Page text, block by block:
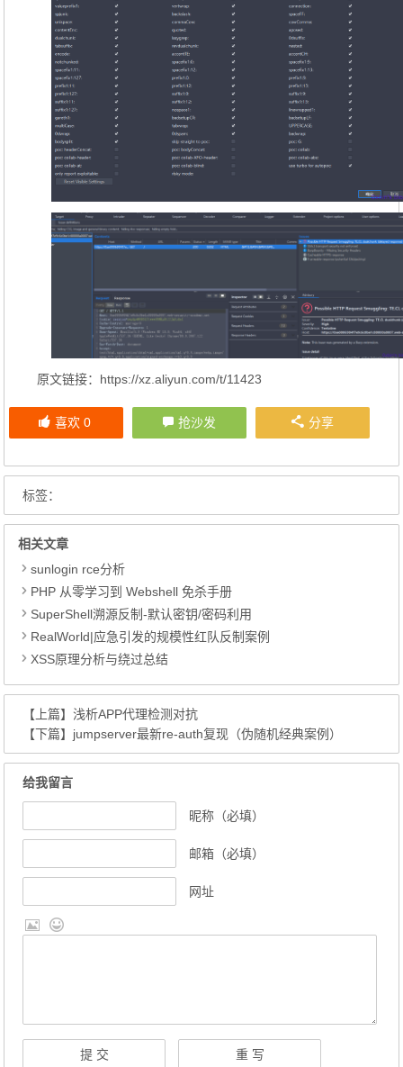
原文链接：https://xz.aliyun.com/t/11423
喜欢 0 抢沙发 分享
标签：
相关文章
sunlogin rce分析
PHP 从零学习到 Webshell 免杀手册
SuperShell溯源反制-默认密钥/密码利用
RealWorld|应急引发的规模性红队反制案例
XSS原理分析与绕过总结
【上篇】 浅析APP代理检测对抗
【下篇】 jumpserver最新re-auth复现（伪随机经典案例）
给我留言
昵称（必填）
邮箱（必填）
网址